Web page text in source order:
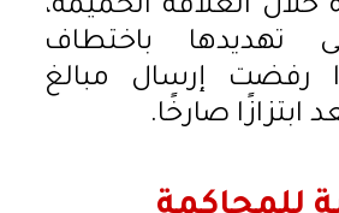
العلاقة الحميمة،
تهديدها باختطاف
رفضت إرسال مبالغ
ابتزازًا صارخًا.